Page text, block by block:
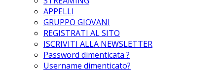
APPELLI
GRUPPO GIOVANI
REGISTRATI AL SITO
ISCRIVITI ALLA NEWSLETTER
Password dimenticata ?
Username dimenticato?